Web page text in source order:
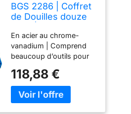
BGS 2286 | Coffret
de Douilles douze
/ 10 mm (3/8") / 12,5
mm (1/2") | 192
pièces
En acier au chrome-
vanadium | Comprend
beaucoup d’outils pour
de la livraison: Outils
avec carré 6,3 mm (1/4"):
Poignée coulissante |
118,88 €